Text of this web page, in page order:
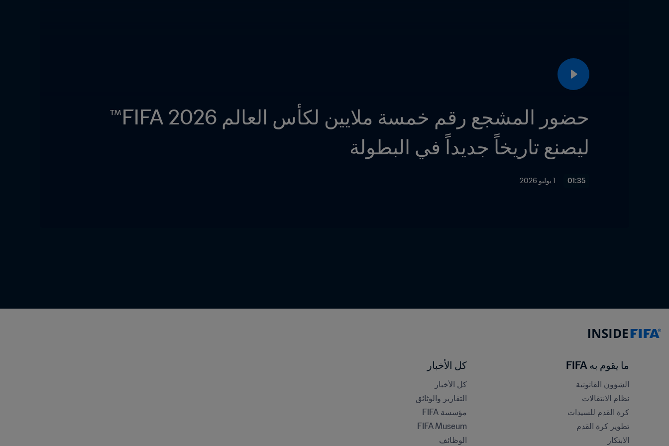
ليصنع تاريخاً جديداً في البطولة
01:35 1 يوليو 2026
ما يقوم به FIFA
الشؤون القانونية
نظام الانتقالات
كرة القدم للسيدات
تطوير كرة القدم
الابتكار
كل الأخبار
كل الأخبار
التقارير والوثائق
مؤسسة FIFA
FIFA Museum
الوظائف